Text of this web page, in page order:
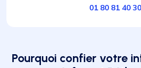
01 80 81 40 30
Pourquoi confier votre